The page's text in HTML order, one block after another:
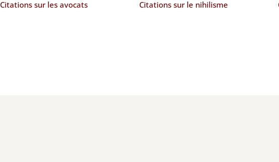
Citations sur les avocats
Citations sur le nihilisme